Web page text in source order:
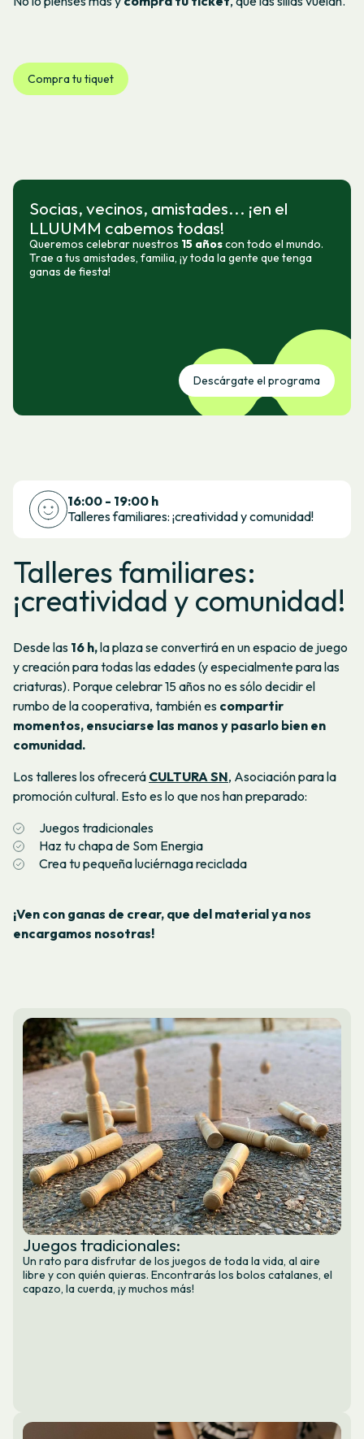
Compra tu tiquet
Socias, vecinos, amistades... ¡en el
LLUUMM cabemos todas!
Queremos celebrar nuestros 15 añoscon todo el mundo.
Trae a tus amistades, familia, ¡y toda la gente que tenga
ganas de fiesta!
Descárgate el programa
16:00 - 19:00 h
Talleres familiares: ¡creatividad y comunidad!
Talleres familiares:
¡creatividad y comunidad!
Desde las 16 h,la plaza se convertirá en un espacio de juego
y creación para todas las edades (y especialmente para las
criaturas). Porque celebrar 15 años no es sólo decidir el
rumbo de la cooperativa, también es compartir
momentos, ensuciarse las manos y pasarlo bien en
comunidad.
Los talleres los ofrecerá CULTURA SN, Asociación para la
promoción cultural. Esto es lo que nos han preparado:
Juegos tradicionales
Haz tu chapa de Som Energia
Crea tu pequeña luciérnaga reciclada
¡Ven con ganas de crear, que del material ya nos
encargamos nosotras!
Juegos tradicionales:
Un rato para disfrutar de los juegos de toda la vida, al aire
libre y con quién quieras. Encontrarás los bolos catalanes, el
capazo, la cuerda, ¡y muchos más!